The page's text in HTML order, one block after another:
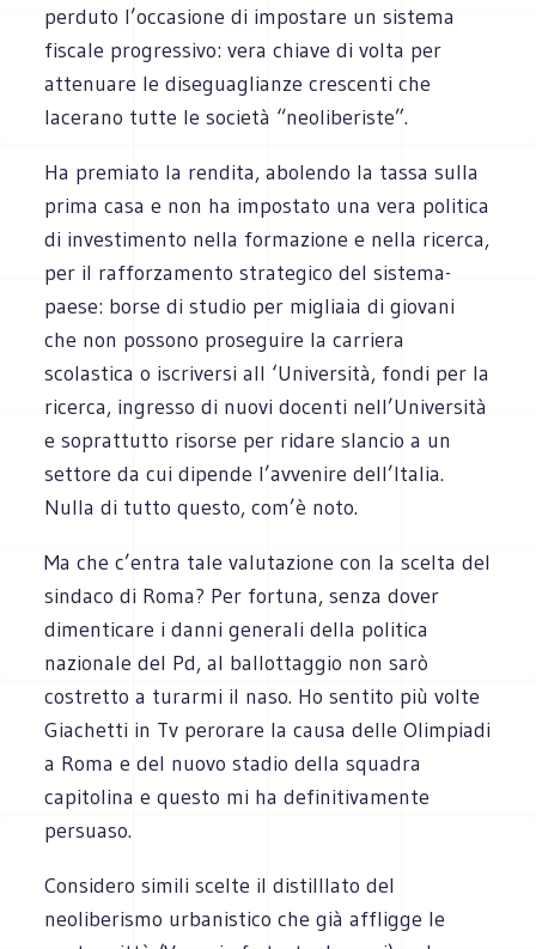
perduto l’occasione di impostare un sistema
fiscale progressivo: vera chiave di volta per
attenuare le diseguaglianze crescenti che
lacerano tutte le società “neoliberiste”.
Ha premiato la rendita, abolendo la tassa sulla
prima casa e non ha impostato una vera politica
di investimento nella formazione e nella ricerca,
per il rafforzamento strategico del sistema-
paese: borse di studio per migliaia di giovani
che non possono proseguire la carriera
scolastica o iscriversi all ‘Università, fondi per la
ricerca, ingresso di nuovi docenti nell’Università
e soprattutto risorse per ridare slancio a un
settore da cui dipende l’avvenire dell’Italia.
Nulla di tutto questo, com’è noto.
Ma che c’entra tale valutazione con la scelta del
sindaco di Roma? Per fortuna, senza dover
dimenticare i danni generali della politica
nazionale del Pd, al ballottaggio non sarò
costretto a turarmi il naso. Ho sentito più volte
Giachetti in Tv perorare la causa delle Olimpiadi
a Roma e del nuovo stadio della squadra
capitolina e questo mi ha definitivamente
persuaso.
Considero simili scelte il distilllato del
neoliberismo urbanistico che già affligge le